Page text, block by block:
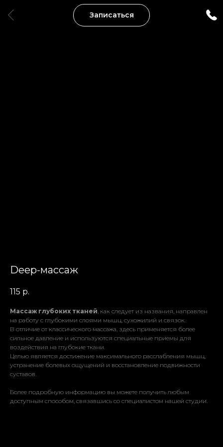
Записаться
Deep-массаж
115 р.
Массаж глубоких тканей, как следует из названия, направлен
на работу с глубокими слоями мышц, сухожилий и связок.
В отличие от классического массажа, здесь применяется более
сильное давление и используются специальные приемы для
воздействия на глубокие ткани.
Целью является достижение максимального расслабления мышц,
устранение болевых ощущений и восстановление подвижности
суставов.
Более подробную информацию вы можете получить любым
доступным способом, связавшись со специалистом нашей студии.